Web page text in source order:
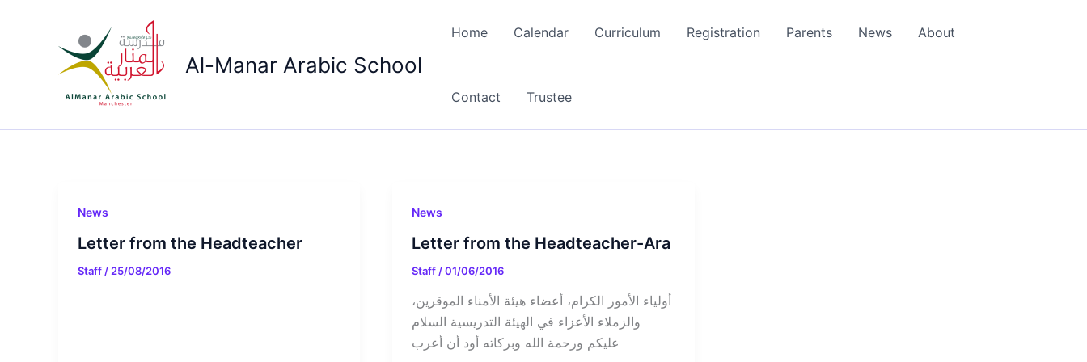
Al-Manar Arabic School
Home Calendar Curriculum Registration Parents News About
Contact Trustee
News
Letter from the Headteacher
Staff / 25/08/2016
News
Letter from the Headteacher-Ara
Staff /01/06/2016
أولياء الأمور الكرام، أعضاء هيئة الأمناء الموقرين،
والزملاء الأعزاء في الهيئة التدريسية السلام
عليكم ورحمة الله وبركاته أود أن أعرب